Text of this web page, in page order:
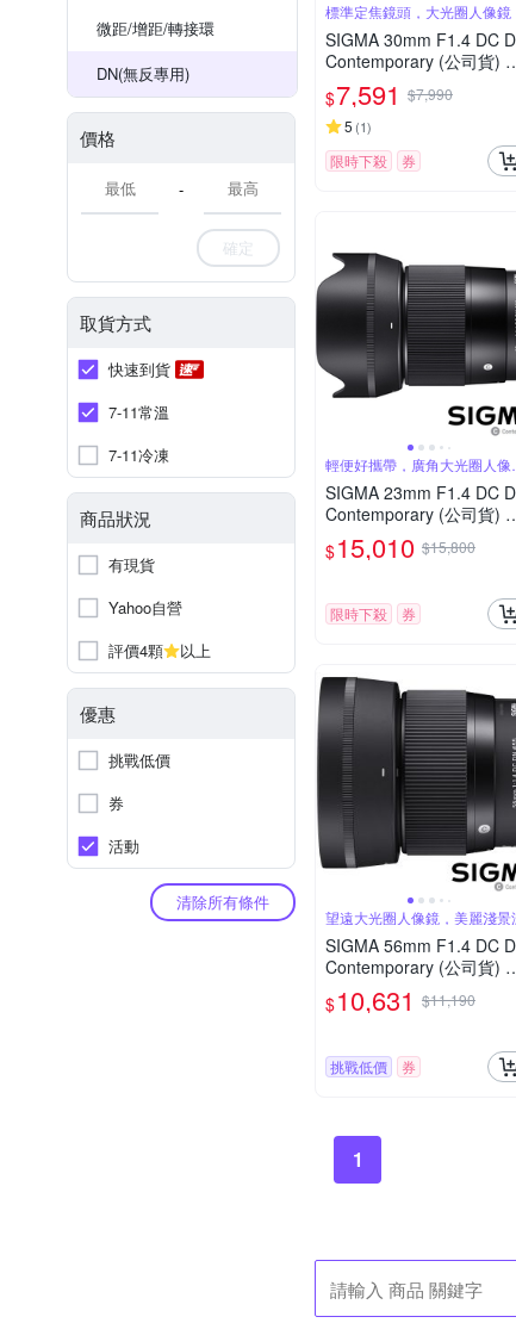
微距/增距/轉接環
DN(無反專用)
價格
-
確定
取貨方式
快速到貨
7-11常溫
7-11冷凍
商品狀況
有現貨
Yahoo自營
評價4顆
以上
優惠
挑戰低價
券
活動
清除所有條件
標準定焦鏡頭，大光圈人像鏡
SIGMA 30mm F1.4 DC
Contemporary (公司貨)
準大光圈定焦鏡頭 人像鏡 A
PS-C 無反微單眼專用鏡頭
$7,591 $7,990
5 (1)
限時下殺 券
輕便好攜帶，廣角大光圈人像
鏡，美麗淺景深
SIGMA 23mm F1.4 DC
Contemporary (公司貨)
角大光圈定焦鏡 人像鏡 AP
S-C 無反微單眼專用鏡頭
$15,010 $15,800
限時下殺 券
望遠大光圈人像鏡，美麗淺景
SIGMA 56mm F1.4 DC
Contemporary (公司貨)
遠大光圈定焦鏡頭 人像鏡 A
PS-C 無反微單眼專用鏡頭
$10,631 $11,190
挑戰低價 券
1